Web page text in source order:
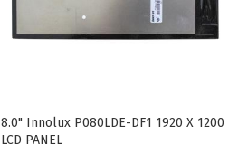
8.0" Innolux P080LDE-DF1 1920 X 1200
LCD PANEL